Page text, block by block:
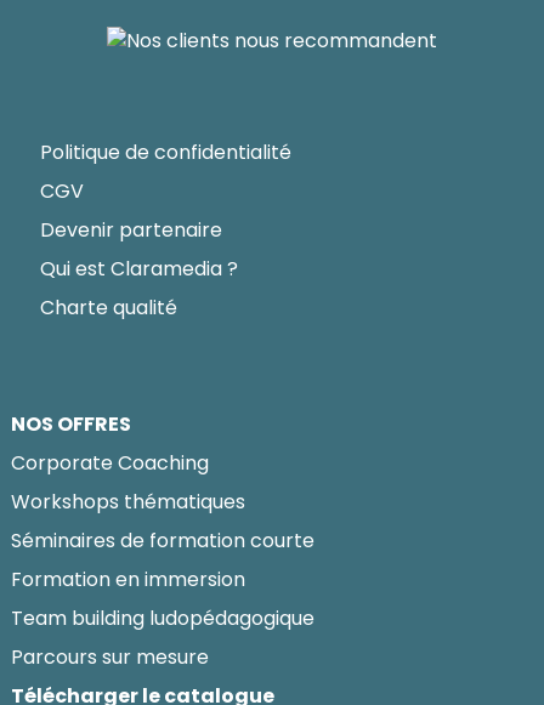
Politique de confidentialité
CGV
Devenir partenaire
Qui est Claramedia ?
Charte qualité
NOS OFFRES
Corporate Coaching
Workshops thématiques
Séminaires de formation courte
Formation en immersion
Team building ludopédagogique
Parcours sur mesure
Télécharger le catalogue